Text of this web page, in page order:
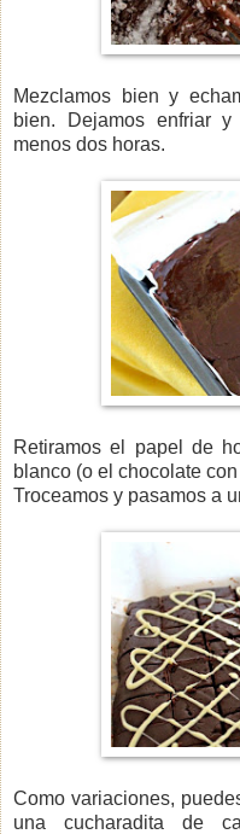
Mezclamos bien y
bien. Dejamos enfriar
menos dos horas.
Retiramos el papel de
blanco (o el chocolate
Troceamos y pasamos a
Como variaciones,
una cucharadita de